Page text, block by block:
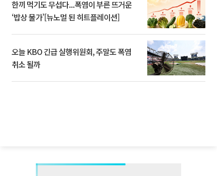
한끼 먹기도 무섭다...폭염이 부른 뜨거운
‘밥상 물가’[뉴노멀 된 히트플레이션]
오늘 KBO 긴급 실행위원회, 주말도 폭염
취소 될까